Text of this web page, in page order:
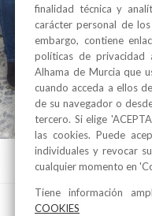
finalidad técnica y
carácter personal de
embargo, contiene
políticas de privacidad
Alhama de Murcia que
cuando acceda a ellos
de su navegador o
tercero. Si elige
las cookies. Puede
individuales y revocar
cualquier momento en
Tiene información
COOKIES